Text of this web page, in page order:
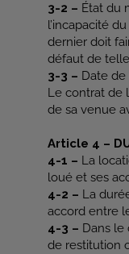
3-2 – État du
l’incapacité
dernier doit
défaut de
3-3 – Date
Le contrat de
de sa venue
Article 4 –
4-1 – La
loué et ses
4-2 – La
accord entre
4-3 – Dans
de restitution